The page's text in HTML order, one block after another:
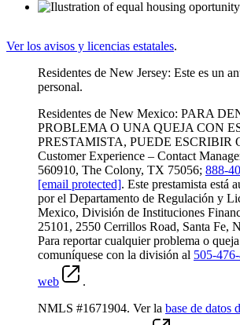
Ver los avisos y licencias estatales.
Residentes de New Jersey: Este es un
personal.
Residentes de New Mexico: PARA
PROBLEMA O UNA QUEJA CON
PRESTAMISTA, PUEDE ESCRIBIR
Customer Experience – Contact
560910, The Colony, TX 75056; 888-
[email protected]. Este prestamista está
por el Departamento de Regulación y
Mexico, División de Instituciones
25101, 2550 Cerrillos Road, Santa Fe,
Para reportar cualquier problema o
comuníquese con la división al 505-
web
.
NMLS #1671904. Ver la base de datos